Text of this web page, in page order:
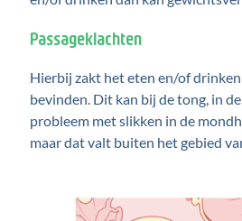
Passageklachten
Hierbij zakt het eten en/of
bevinden. Dit kan bij de tong, in
probleem met slikken in de
maar dat valt buiten het gebied